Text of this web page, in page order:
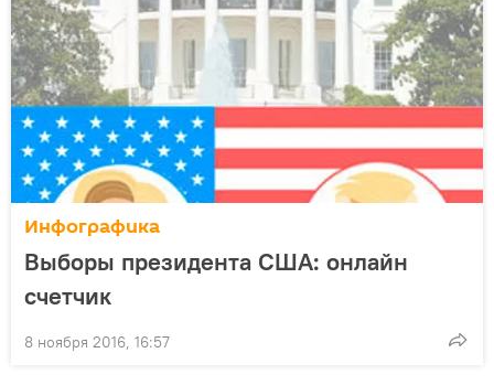
Инфографика
Выборы президента США: онлайн
счетчик
8 ноября 2016, 16:57